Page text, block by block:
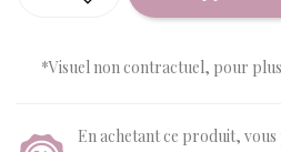
*Visuel non contractuel, pour
En achetant ce produit,